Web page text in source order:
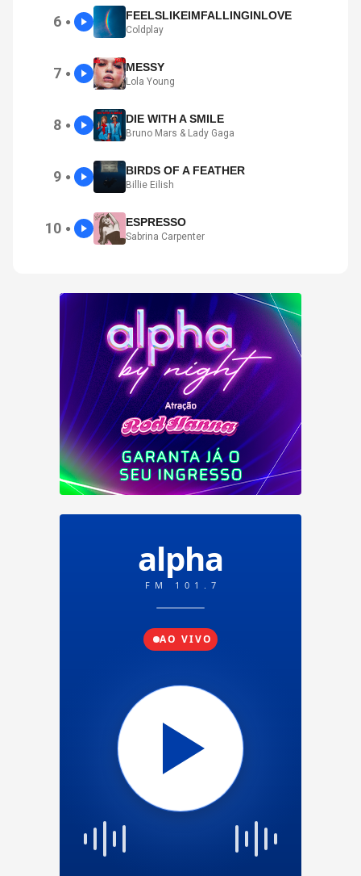
6 ● FEELSLIKEIMFALLINGINLOVE
Coldplay
7 ● MESSY
Lola Young
8 ● DIE WITH A SMILE
Bruno Mars & Lady Gaga
9 ● BIRDS OF A FEATHER
Billie Eilish
10 ● ESPRESSO
Sabrina Carpenter